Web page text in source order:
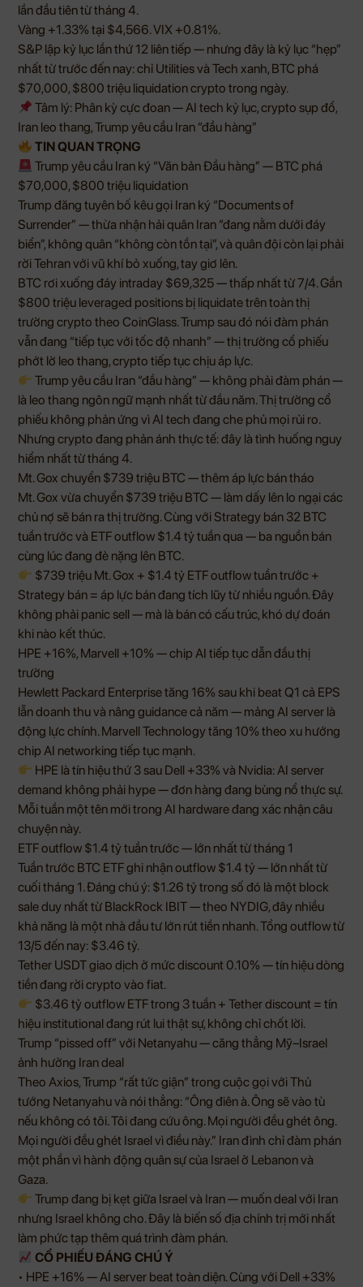
lần đầu tiên từ tháng 4.
Vàng +1.33% tại $4,566. VIX +0.81%.
S&P lập kỷ lục lần thứ 12 liên tiếp — nhưng đây là kỷ lục “hẹp”
nhất từ trước đến nay: chỉ Utilities và Tech xanh, BTC phá
$70,000, $800 triệu liquidation crypto trong ngày.
Tâm lý: Phân kỳ cực đoan — AI tech kỷ lục, crypto sụp đổ,
Iran leo thang, Trump yêu cầu Iran “đầu hàng”
TIN QUAN TRỌNG
Trump yêu cầu Iran ký “Văn bản Đầu hàng” — BTC phá
$70,000, $800 triệu liquidation
Trump đăng tuyên bố kêu gọi Iran ký “Documents of
Surrender” — thừa nhận hải quân Iran “đang nằm dưới đáy
biển”, không quân “không còn tồn tại”, và quân đội còn lại phải
rời Tehran với vũ khí bỏ xuống, tay giơ lên.
BTC rơi xuống đáy intraday $69,325 — thấp nhất từ 7/4. Gần
$800 triệu leveraged positions bị liquidate trên toàn thị
trường crypto theo CoinGlass. Trump sau đó nói đàm phán
vẫn đang “tiếp tục với tốc độ nhanh” — thị trường cổ phiếu
phớt lờ leo thang, crypto tiếp tục chịu áp lực.
Trump yêu cầu Iran “đầu hàng” — không phải đàm phán —
là leo thang ngôn ngữ mạnh nhất từ đầu năm. Thị trường cổ
phiếu không phản ứng vì AI tech đang che phủ mọi rủi ro.
Nhưng crypto đang phản ánh thực tế: đây là tình huống nguy
hiểm nhất từ tháng 4.
Mt. Gox chuyển $739 triệu BTC — thêm áp lực bán tháo
Mt. Gox vừa chuyển $739 triệu BTC — làm dấy lên lo ngại các
chủ nợ sẽ bán ra thị trường. Cùng với Strategy bán 32 BTC
tuần trước và ETF outflow $1.4 tỷ tuần qua — ba nguồn bán
cùng lúc đang đè nặng lên BTC.
$739 triệu Mt. Gox + $1.4 tỷ ETF outflow tuần trước +
Strategy bán = áp lực bán đang tích lũy từ nhiều nguồn. Đây
không phải panic sell — mà là bán có cấu trúc, khó dự đoán
khi nào kết thúc.
HPE +16%, Marvell +10% — chip AI tiếp tục dẫn đầu thị
trường
Hewlett Packard Enterprise tăng 16% sau khi beat Q1 cả EPS
lẫn doanh thu và nâng guidance cả năm — mảng AI server là
động lực chính. Marvell Technology tăng 10% theo xu hướng
chip AI networking tiếp tục mạnh.
HPE là tín hiệu thứ 3 sau Dell +33% và Nvidia: AI server
demand không phải hype — đơn hàng đang bùng nổ thực sự.
Mỗi tuần một tên mới trong AI hardware đang xác nhận câu
chuyện này.
ETF outflow $1.4 tỷ tuần trước — lớn nhất từ tháng 1
Tuần trước BTC ETF ghi nhận outflow $1.4 tỷ — lớn nhất từ
cuối tháng 1. Đáng chú ý: $1.26 tỷ trong số đó là một block
sale duy nhất từ BlackRock IBIT — theo NYDIG, đây nhiều
khả năng là một nhà đầu tư lớn rút tiền nhanh. Tổng outflow từ
13/5 đến nay: $3.46 tỷ.
Tether USDT giao dịch ở mức discount 0.10% — tín hiệu dòng
tiền đang rời crypto vào fiat.
$3.46 tỷ outflow ETF trong 3 tuần + Tether discount = tín
hiệu institutional đang rút lui thật sự, không chỉ chốt lời.
Trump “pissed off” với Netanyahu — căng thẳng Mỹ–Israel
ảnh hưởng Iran deal
Theo Axios, Trump “rất tức giận” trong cuộc gọi với Thủ
tướng Netanyahu và nói thẳng: “Ông điên à. Ông sẽ vào tù
nếu không có tôi. Tôi đang cứu ông. Mọi người đều ghét ông.
Mọi người đều ghét Israel vì điều này.” Iran đình chỉ đàm phán
một phần vì hành động quân sự của Israel ở Lebanon và
Gaza.
Trump đang bị kẹt giữa Israel và Iran — muốn deal với Iran
nhưng Israel không cho. Đây là biến số địa chính trị mới nhất
làm phức tạp thêm quá trình đàm phán.
CỔ PHIẾU ĐÁNG CHÚ Ý
• HPE +16% — AI server beat toàn diện. Cùng với Dell +33%